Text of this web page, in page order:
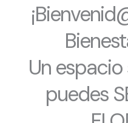
Un
puedes